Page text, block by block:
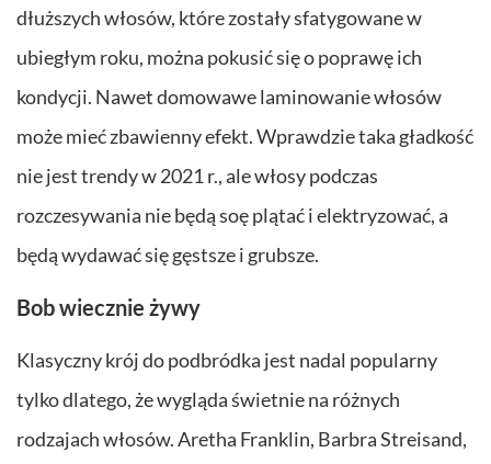
dłuższych włosów, które zostały sfatygowane w
ubiegłym roku, można pokusić się o poprawę ich
kondycji. Nawet domowawe laminowanie włosów
może mieć zbawienny efekt. Wprawdzie taka gładkość
nie jest trendy w 2021 r., ale włosy podczas
rozczesywania nie będą soę plątać i elektryzować, a
będą wydawać się gęstsze i grubsze.
Bob wiecznie żywy
Klasyczny krój do podbródka jest nadal popularny
tylko dlatego, że wygląda świetnie na różnych
rodzajach włosów. Aretha Franklin, Barbra Streisand,